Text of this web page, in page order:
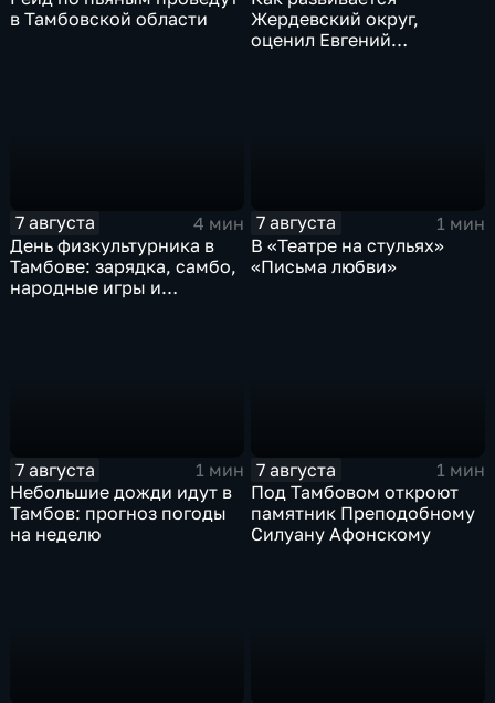
в Тамбовской области
Жердевский округ,
оценил Евгений
7 августа
4 мин
День физкультурника в
Тамбове: зарядка, самбо,
народные игры и
7 августа
1 мин
В «Театре на стульях»
«Письма любви»
7 августа
1 мин
Небольшие дожди идут в
Тамбов: прогноз погоды
на неделю
7 августа
1 мин
Под Тамбовом откроют
памятник Преподобному
Силуану Афонскому